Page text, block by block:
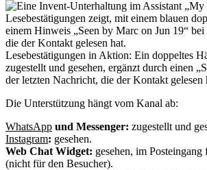
Lesebestätigungen in Aktion: Ein doppeltes
zugestellt und gesehen, ergänzt durch einen
der letzten Nachricht, die der Kontakt gelesen
Die Unterstützung hängt vom Kanal ab:
WhatsApp und Messenger: zugestellt und
Instagram: gesehen.
Web Chat Widget: gesehen, im
(nicht für den Besucher).